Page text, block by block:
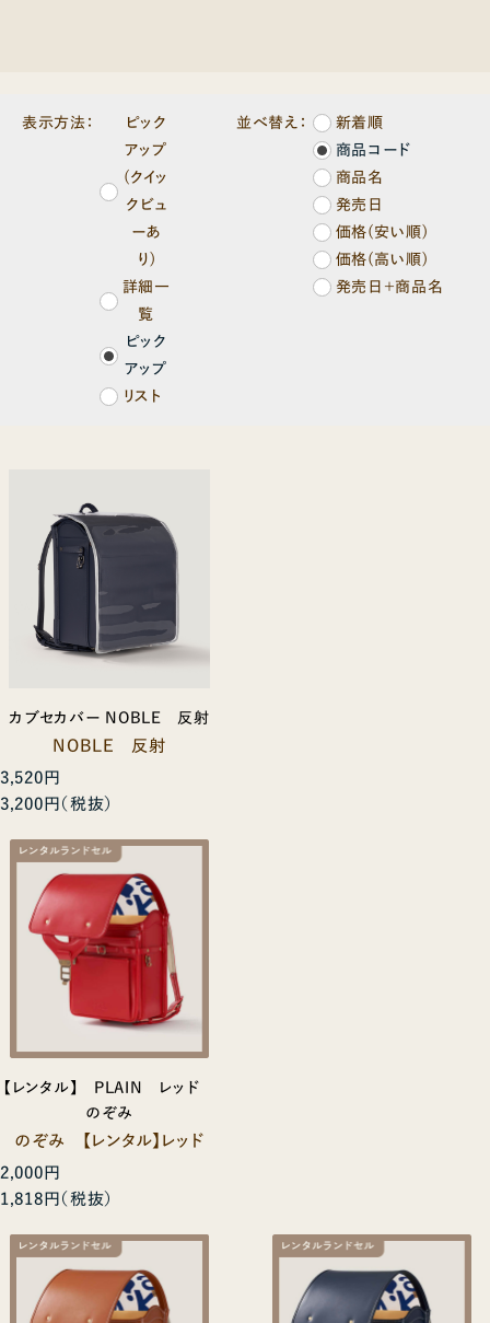
表示方法：
ピック
アップ
(クイッ
クビュ
ーあ
り)
詳細一
覧
ピック
アップ
リスト
並べ替え：
新着順
商品コード
商品名
発売日
価格(安い順)
価格(高い順)
発売日＋商品名
カブセカバー NOBLE 反射
NOBLE 反射
3,520円
3,200円
【レンタル】 PLAIN レッド
のぞみ
のぞみ 【レンタル】レッド
2,000円
1,818円